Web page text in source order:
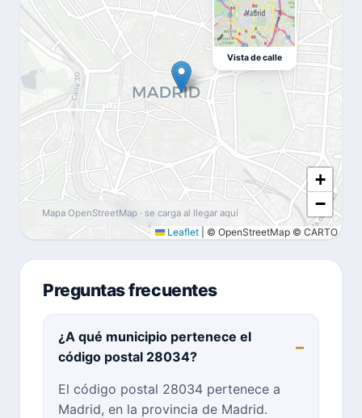
+
−
Leaflet © OpenStreetMap © CARTO
Vista de calle
Mapa OpenStreetMap · se carga al llegar aquí
Preguntas frecuentes
¿A qué municipio pertenece el
código postal 28034?
El código postal 28034 pertenece a
Madrid, en la provincia de Madrid.